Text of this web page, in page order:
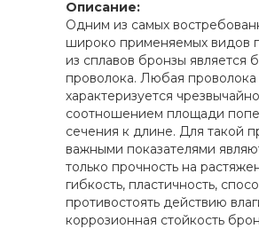
Описание:
Одним из самых
широко применяемых видов
из сплавов бронзы является
проволока. Любая проволока
характеризуется
соотношением площади
сечения к длине. Для такой
важными показателями
только прочность на
гибкость, пластичность,
противостоять действию
коррозионная стойкость